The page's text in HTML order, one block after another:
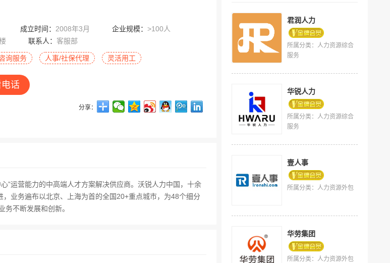
成立时间： 2008年3月 企业规模： >100人
联系人： 客服部
询服务 人事/社保代理 灵活用工
话
分享：
”运营能力的中高端人才方案解决供应商。沃锐人力中国，十余
业务遍布以北京、上海为首的全国20+重点城市，为48个细分
不断发展和创新。
君润人力
所属分类：人力资源综合
服务
华锐人力
所属分类：人力资源综合
服务
壹人事
所属分类：人力资源外包
华劳集团
所属分类：人力资源外包